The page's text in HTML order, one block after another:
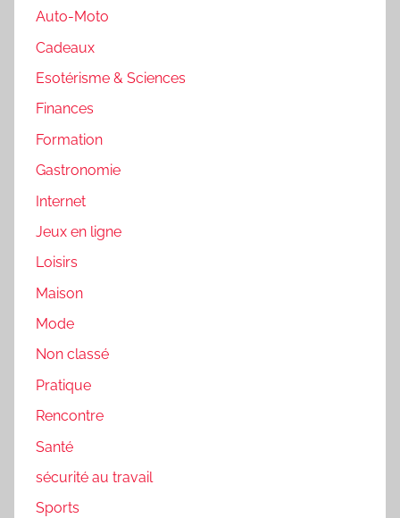
Auto-Moto
Cadeaux
Esotérisme & Sciences
Finances
Formation
Gastronomie
Internet
Jeux en ligne
Loisirs
Maison
Mode
Non classé
Pratique
Rencontre
Santé
sécurité au travail
Sports